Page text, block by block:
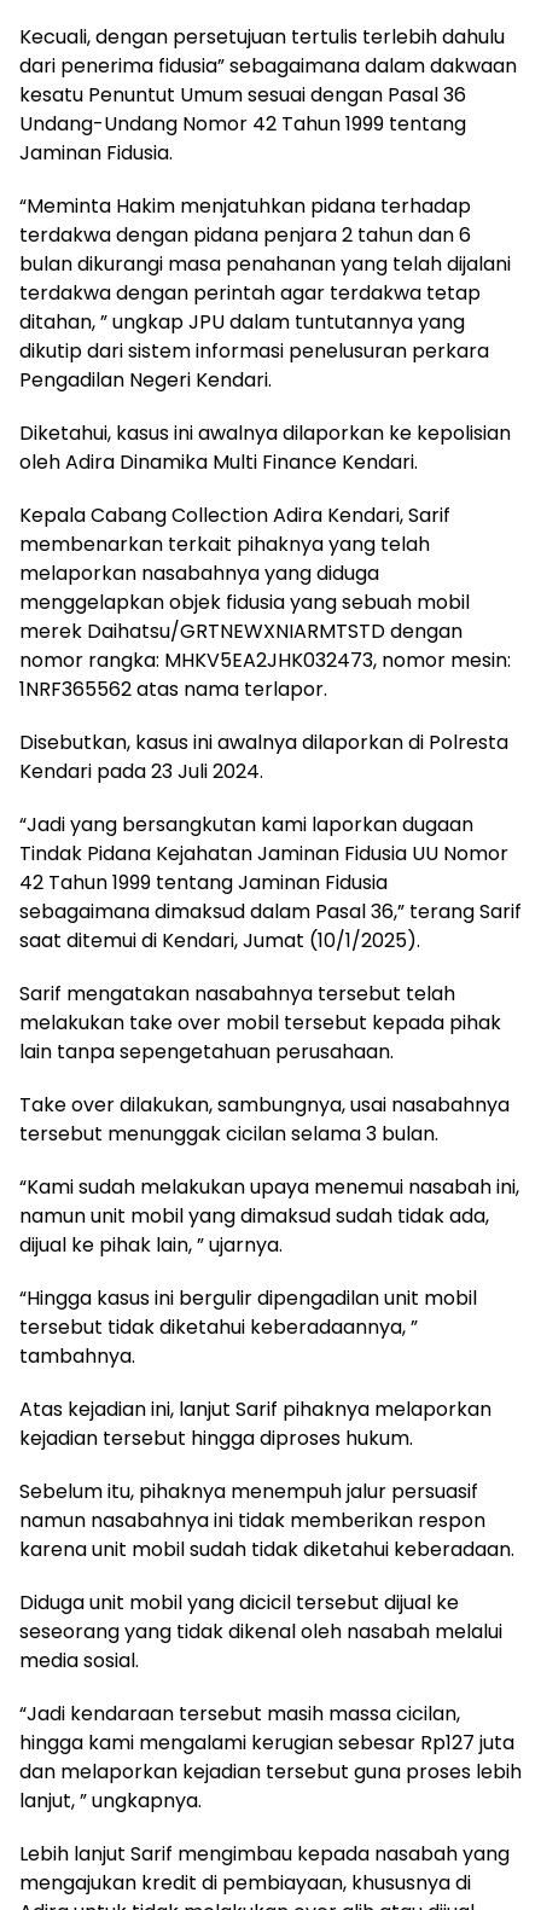
Kecuali, dengan persetujuan tertulis terlebih dahulu
dari penerima fidusia” sebagaimana dalam dakwaan
kesatu Penuntut Umum sesuai dengan Pasal 36
Undang-Undang Nomor 42 Tahun 1999 tentang
Jaminan Fidusia.
“Meminta Hakim menjatuhkan pidana terhadap
terdakwa dengan pidana penjara 2 tahun dan 6
bulan dikurangi masa penahanan yang telah dijalani
terdakwa dengan perintah agar terdakwa tetap
ditahan, ” ungkap JPU dalam tuntutannya yang
dikutip dari sistem informasi penelusuran perkara
Pengadilan Negeri Kendari.
Diketahui, kasus ini awalnya dilaporkan ke kepolisian
oleh Adira Dinamika Multi Finance Kendari.
Kepala Cabang Collection Adira Kendari, Sarif
membenarkan terkait pihaknya yang telah
melaporkan nasabahnya yang diduga
menggelapkan objek fidusia yang sebuah mobil
merek Daihatsu/GRTNEWXNIARMTSTD dengan
nomor rangka: MHKV5EA2JHK032473, nomor mesin:
1NRF365562 atas nama terlapor.
Disebutkan, kasus ini awalnya dilaporkan di Polresta
Kendari pada 23 Juli 2024.
“Jadi yang bersangkutan kami laporkan dugaan
Tindak Pidana Kejahatan Jaminan Fidusia UU Nomor
42 Tahun 1999 tentang Jaminan Fidusia
sebagaimana dimaksud dalam Pasal 36,” terang Sarif
saat ditemui di Kendari, Jumat (10/1/2025).
Sarif mengatakan nasabahnya tersebut telah
melakukan take over mobil tersebut kepada pihak
lain tanpa sepengetahuan perusahaan.
Take over dilakukan, sambungnya, usai nasabahnya
tersebut menunggak cicilan selama 3 bulan.
“Kami sudah melakukan upaya menemui nasabah ini,
namun unit mobil yang dimaksud sudah tidak ada,
dijual ke pihak lain, ” ujarnya.
“Hingga kasus ini bergulir dipengadilan unit mobil
tersebut tidak diketahui keberadaannya, ”
tambahnya.
Atas kejadian ini, lanjut Sarif pihaknya melaporkan
kejadian tersebut hingga diproses hukum.
Sebelum itu, pihaknya menempuh jalur persuasif
namun nasabahnya ini tidak memberikan respon
karena unit mobil sudah tidak diketahui keberadaan.
Diduga unit mobil yang dicicil tersebut dijual ke
seseorang yang tidak dikenal oleh nasabah melalui
media sosial.
“Jadi kendaraan tersebut masih massa cicilan,
hingga kami mengalami kerugian sebesar Rp127 juta
dan melaporkan kejadian tersebut guna proses lebih
lanjut, ” ungkapnya.
Lebih lanjut Sarif mengimbau kepada nasabah yang
mengajukan kredit di pembiayaan, khususnya di